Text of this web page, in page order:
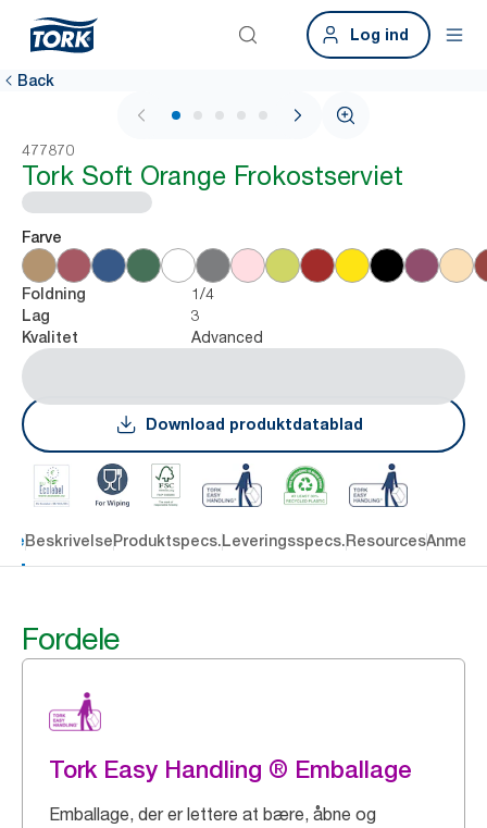
Log ind
Back
1 / 6
477870
Tork Soft Orange Frokostserviet
Farve
Foldning 1/4
Lag 3
Kvalitet Advanced
Download produktdatablad
BeskrivelseProduktspecs.Leveringsspecs.Resources
Fordele
Tork Easy Handling ® Emballage
Emballage, der er lettere at bære, åbne og